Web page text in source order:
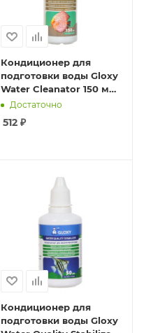
Кондиционер для
подготовки воды Gloxy
Water Cleanator 150 мл
на 1500 л
Достаточно
512₽
Кондиционер для
подготовки воды Gloxy